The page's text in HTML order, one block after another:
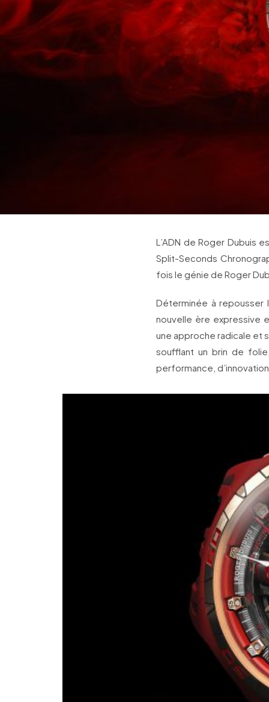
L’ADN de Roger Dubuis
Split-Seconds
fois le génie de Roger
Déterminée à repousser
nouvelle ère expressive
une approche radicale et
soufflant un brin de
performance,